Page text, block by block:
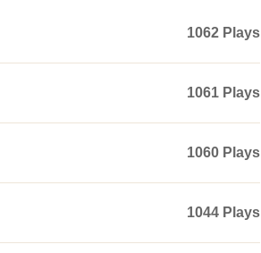
1062 Plays
1061 Plays
1060 Plays
1044 Plays